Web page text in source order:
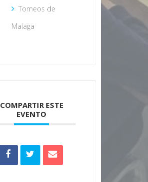
Torneos de
Malaga
COMPARTIR ESTE
EVENTO